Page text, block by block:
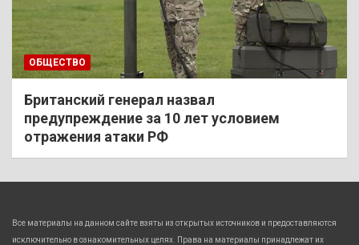
ОБЩЕСТВО
Британский генерал назвал
предупреждение за 10 лет условием
отражения атаки РФ
Все материалы на данном сайте взяты из открытых источников и предоставляются
исключительно в ознакомительных целях. Права на материалы принадлежат их